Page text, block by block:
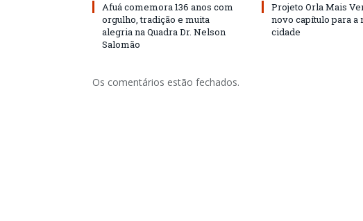
Afuá comemora 136 anos com
orgulho, tradição e muita
alegria na Quadra Dr. Nelson
Salomão
Projeto Orla Mais
novo capítulo para a
cidade
Os comentários estão fechados.